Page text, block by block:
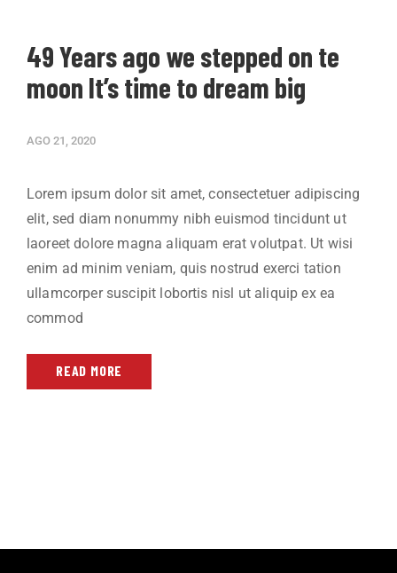
49 Years ago we stepped on te
moon It’s time to dream big
AGO 21, 2020
Lorem ipsum dolor sit amet, consectetuer adipiscing
elit, sed diam nonummy nibh euismod tincidunt ut
laoreet dolore magna aliquam erat volutpat. Ut wisi
enim ad minim veniam, quis nostrud exerci tation
ullamcorper suscipit lobortis nisl ut aliquip ex ea
commod
READ MORE